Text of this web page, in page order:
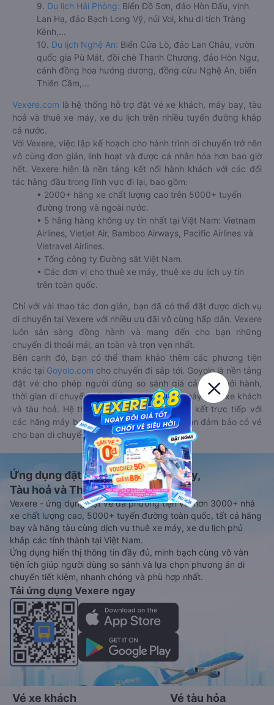
9. Du lịch Hải Phòng: Biển Đồ Sơn, đảo Hòn Dấu, vịnh
Lan Hạ, đảo Bạch Long Vỹ, núi Voi, khu di tích Tràng
Kênh,...
10. Du lịch Nghệ An: Biển Cửa Lò, đảo Lan Châu, vườn
quốc gia Pù Mát, đồi chè Thanh Chương, đảo Hòn Ngư,
cánh đồng hoa hướng dương, đồng cừu Nghệ An, biển
Thiên Cầm,...
Vexere.com là hệ thống hỗ trợ đặt vé xe khách, máy bay, tàu
hoả và thuê xe máy, xe du lịch trên nhiều tuyến đường khắp
cả nước.
Với Vexere, việc lập kế hoạch cho hành trình di chuyển trở nên
vô cùng đơn giản, linh hoạt và được cá nhân hóa hơn bao giờ
hết. Vexere hiện là nền tảng kết nối hành khách với các đối
tác hàng đầu trong lĩnh vực đi lại, bao gồm:
• 2000+ hãng xe chất lượng cao trên 5000+ tuyến
đường trong và ngoài nước.
• 5 hãng hàng không uy tín nhất tại Việt Nam: Vietnam
Airlines, Vietjet Air, Bamboo Airways, Pacific Airlines và
Vietravel Airlines.
• Tổng công ty Đường sắt Việt Nam.
• Các đơn vị cho thuê xe máy, thuê xe du lịch uy tín
trên toàn quốc.
Chỉ với vài thao tác đơn giản, bạn đã có thể đặt được dịch vụ
di chuyển tại Vexere với nhiều ưu đãi vô cùng hấp dẫn. Vexere
luôn sẵn sàng đồng hành và mang đến cho bạn những
chuyến đi thoải mái, an toàn và trọn vẹn nhất.
Bên cạnh đó, bạn có thể tham khảo thêm các phương tiện
khác tại Goyolo.com cho chuyến đi sắp tới. Goyolo là nền tảng
đặt vé cho phép người dùng so sánh giá cả, giờ khởi hành,
thời gian di chuyển của nhiều phương tiện máy bay, xe khách
và tàu hoả. Hệ thống của Goyolo được liên kết trực tiếp với
các hãng máy bay, xe khách và tàu hoả, luôn đảm bảo có vé
cho bạn di chuyển.
Ứng dụng đặt vé Xe khách, Máy bay,
Tàu hoả và Thuê xe
Vexere - ứng dụng đặt vé đa phương tiện với hơn 3000+ nhà
xe chất lượng cao, 5000+ tuyến đường toàn quốc, tất cả hãng
bay và hãng tàu cùng dịch vụ thuê xe máy, xe du lịch phủ
khắp các tỉnh thành tại Việt Nam.
Ứng dụng hiển thị thông tin đầy đủ, minh bạch cùng vô vàn
tiện ích giúp người dùng so sánh và lựa chọn phương án di
chuyển tiết kiệm, nhanh chóng và phù hợp nhất.
Tải ứng dụng Vexere ngay
Vé xe khách Vé tàu hỏa